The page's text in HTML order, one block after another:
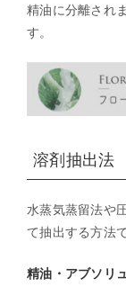
精油に分離され
す。
溶剤抽出法
水蒸気蒸留法や
て抽出する方法で
精油・アブソリ